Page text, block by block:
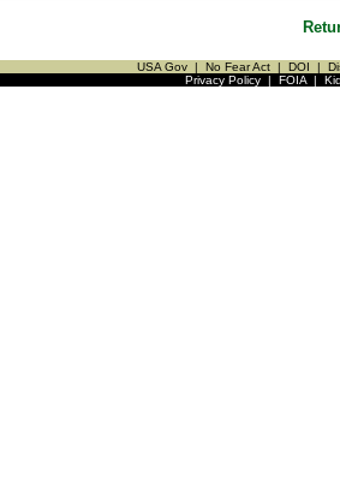
USA Gov | No Fear Act | DOI |
Privacy Policy| FOIA|